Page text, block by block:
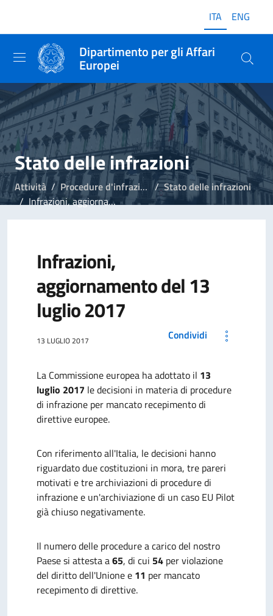
ITA ENG
Dipartimento per gli Affari
Europei
Stato delle infrazioni
Attività Procedure d'infrazione
Stato delle infrazioni
Infrazioni, aggiornamento del 13 luglio 2017
Infrazioni,
aggiornamento del 13
luglio 2017
13 LUGLIO 2017 Condividi
La Commissione europea ha adottato il 13
luglio 2017 le decisioni in materia di procedure
di infrazione per mancato recepimento di
direttive europee.
Con riferimento all'Italia, le decisioni hanno
riguardato due costituzioni in mora, tre pareri
motivati e tre archiviazioni di procedure di
infrazione e un'archiviazione di un caso EU Pilot
già chiuso negativamente.
Il numero delle procedure a carico del nostro
Paese si attesta a65, di cui 54 per violazione
del diritto dell'Unione e 11 per mancato
recepimento di direttive.